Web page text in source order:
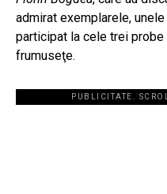
admirat exemplarele,
participat la cele trei
frumuseţe.
PUBLICITATE.